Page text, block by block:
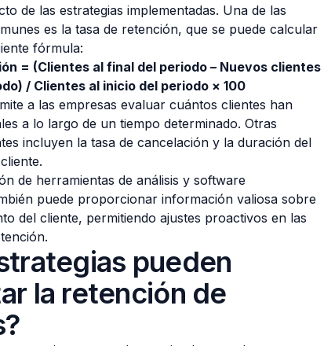
de las estrategias implementadas. Una de las
es la tasa de retención, que se puede calcular
fórmula:
= (Clientes al final del periodo – Nuevos clientes
/ Clientes al inicio del periodo × 100
a las empresas evaluar cuántos clientes han
a lo largo de un tiempo determinado. Otras
incluyen la tasa de cancelación y la duración del
de herramientas de análisis y software
puede proporcionar información valiosa sobre
del cliente, permitiendo ajustes proactivos en las
pueden
la retención de